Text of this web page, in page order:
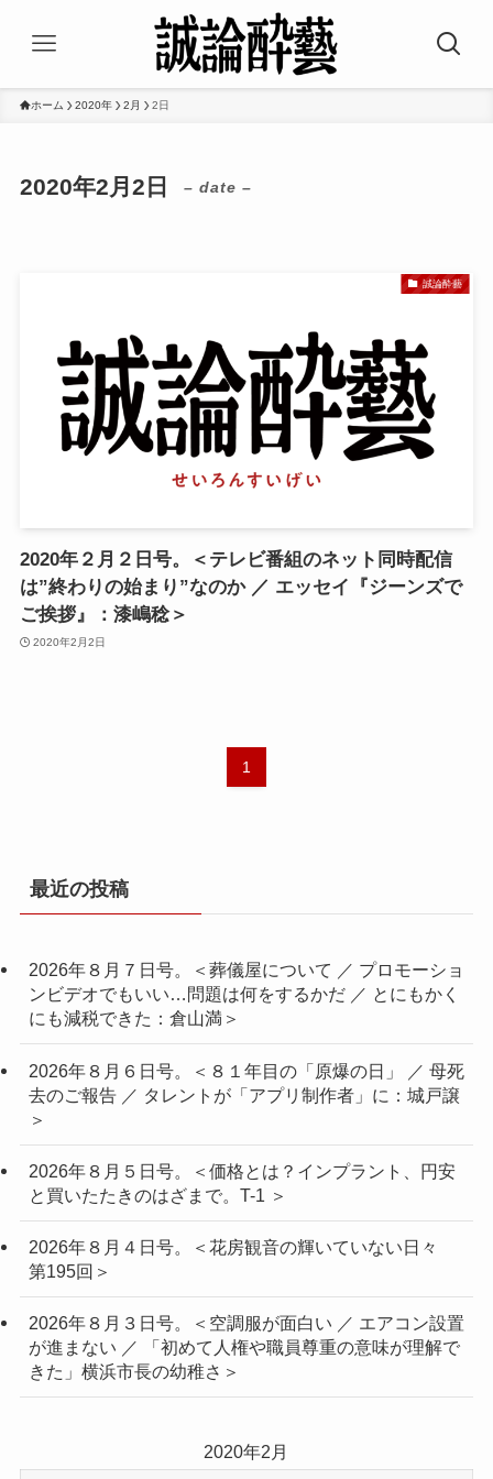
ホーム 2020年 2月 2日
2020年2月2日 – date –
誠論酔藝
2020年２月２日号。＜テレビ番組のネット同時配信
は”終わりの始まり”なのか ／ エッセイ『ジーンズで
ご挨拶』：漆嶋稔＞
2020年2月2日
1
最近の投稿
2026年８月７日号。＜葬儀屋について ／ プロモーショ
ンビデオでもいい…問題は何をするかだ ／ とにもかく
にも減税できた：倉山満＞
2026年８月６日号。＜８１年目の「原爆の日」 ／ 母死
去のご報告 ／ タレントが「アプリ制作者」に：城戸譲
＞
2026年８月５日号。＜価格とは？インプラント、円安
と買いたたきのはざまで。T-1 ＞
2026年８月４日号。＜花房観音の輝いていない日々
第195回＞
2026年８月３日号。＜空調服が面白い ／ エアコン設置
が進まない ／ 「初めて人権や職員尊重の意味が理解で
きた」横浜市長の幼稚さ＞
2020年2月